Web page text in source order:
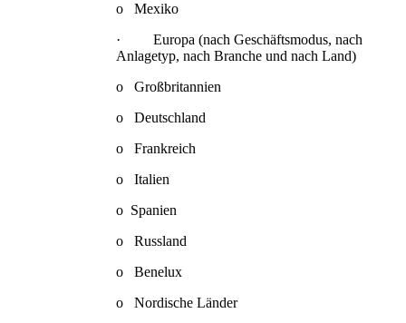
o Mexiko
· Europa (nach Geschäftsmodus, nach
Anlagetyp, nach Branche und nach Land)
o Großbritannien
o Deutschland
o Frankreich
o Italien
o Spanien
o Russland
o Benelux
o Nordische Länder